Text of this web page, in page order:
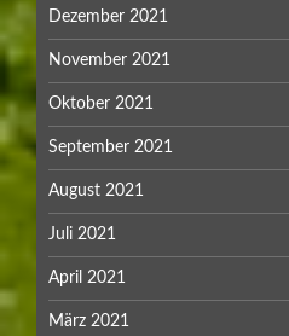
Dezember 2021
November 2021
Oktober 2021
September 2021
August 2021
Juli 2021
April 2021
März 2021